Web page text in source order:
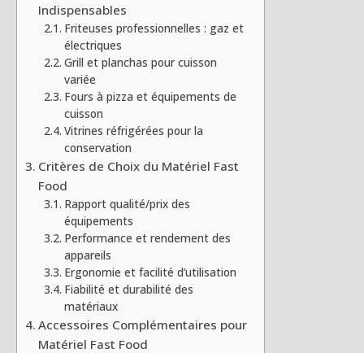
Indispensables
Friteuses professionnelles : gaz et
électriques
Grill et planchas pour cuisson
variée
Fours à pizza et équipements de
cuisson
Vitrines réfrigérées pour la
conservation
Critères de Choix du Matériel Fast
Food
Rapport qualité/prix des
équipements
Performance et rendement des
appareils
Ergonomie et facilité d’utilisation
Fiabilité et durabilité des
matériaux
Accessoires Complémentaires pour
Matériel Fast Food